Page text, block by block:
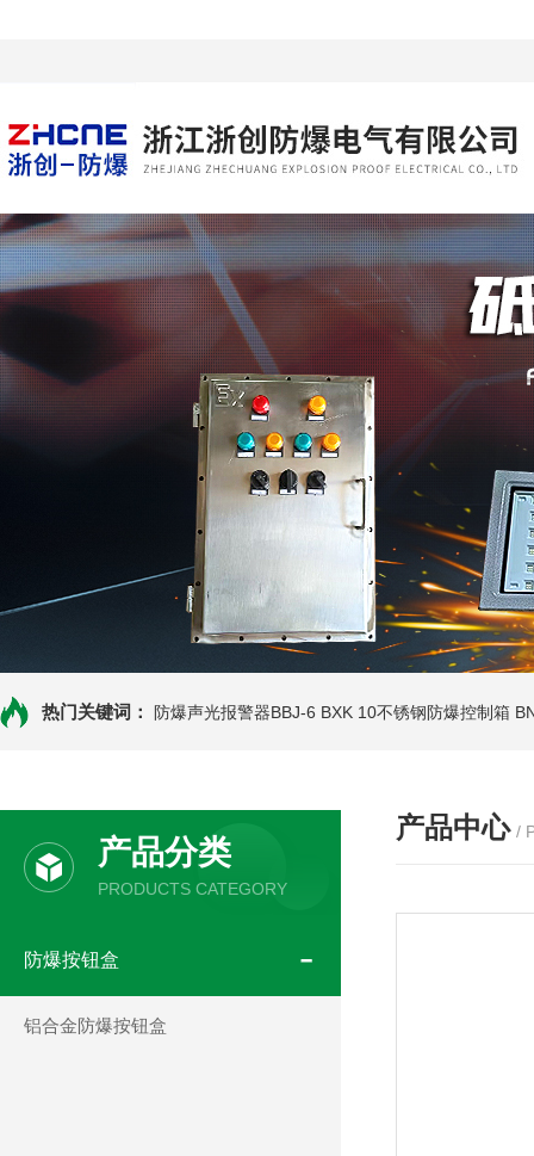
热门关键词： 防爆声光报警器BBJ-6 BXK 10不锈钢防爆控制箱
产品分类
PRODUCTS CATEGORY
防爆按钮盒
铝合金防爆按钮盒
产品中心 /